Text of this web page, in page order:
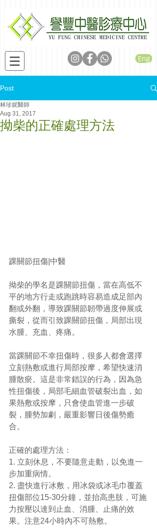
Eng
Post
拗柴的正確處理方法
林珍妮醫師
Aug 31, 2017
踝關節扭傷|中醫
拗柴的學名是踝關節扭傷，當在高低不
平的地方行走或跑跳時容易造成足部內
翻或外翻，導致踝關節韌帶過度伸展或
撕裂，從而引致踝關節扭傷，局部出現
水腫、充血、疼痛。
當踝關節不幸扭傷時，很多人都會選擇
立刻熱敷或進行局部按摩，希望快速消
腫散瘀。這是非常錯誤的行為，因為急
性扭傷後，局部毛細血管破裂出血，如
果熱敷或按摩，只會使血管進一步破
裂，腫勢加劇，嚴重影響日後傷勢癒
合。
正確的處理方法：
1. 立刻休息，不要隨意走動，以免進一
步加重病情。
2. 盡快進行冰敷，用冰袋或冰毛巾覆蓋
扭傷部位15-30分鐘，並抬高患肢，可施
力按壓以達到止血、消腫、止痛的效
果。注意24小時內不可熱敷。